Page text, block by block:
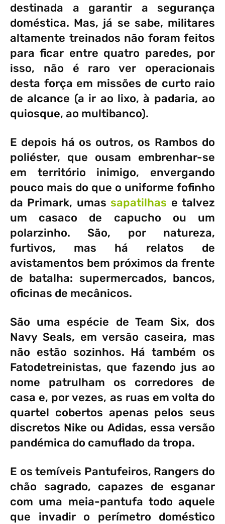
destinada a garantir a segurança
doméstica. Mas, já se sabe, militares
altamente treinados não foram feitos
para ficar entre quatro paredes, por
isso, não é raro ver operacionais
desta força em missões de curto raio
de alcance (a ir ao lixo, à padaria, ao
quiosque, ao multibanco).
E depois há os outros, os Rambos do
poliéster, que ousam embrenhar-se
em território inimigo, envergando
pouco mais do que o uniforme fofinho
da Primark, umassapatilhas e talvez
um casaco de capucho ou um
polarzinho. São, por natureza,
furtivos, mas há relatos de
avistamentos bem próximos da frente
de batalha: supermercados, bancos,
oficinas de mecânicos.
São uma espécie de Team Six, dos
Navy Seals, em versão caseira, mas
não estão sozinhos. Há também os
Fatodetreinistas, que fazendo jus ao
nome patrulham os corredores de
casa e, por vezes, as ruas em volta do
quartel cobertos apenas pelos seus
discretos Nike ou Adidas, essa versão
pandémica do camuflado da tropa.
E os temíveis Pantufeiros, Rangers do
chão sagrado, capazes de esganar
com uma meia-pantufa todo aquele
que invadir o perímetro doméstico